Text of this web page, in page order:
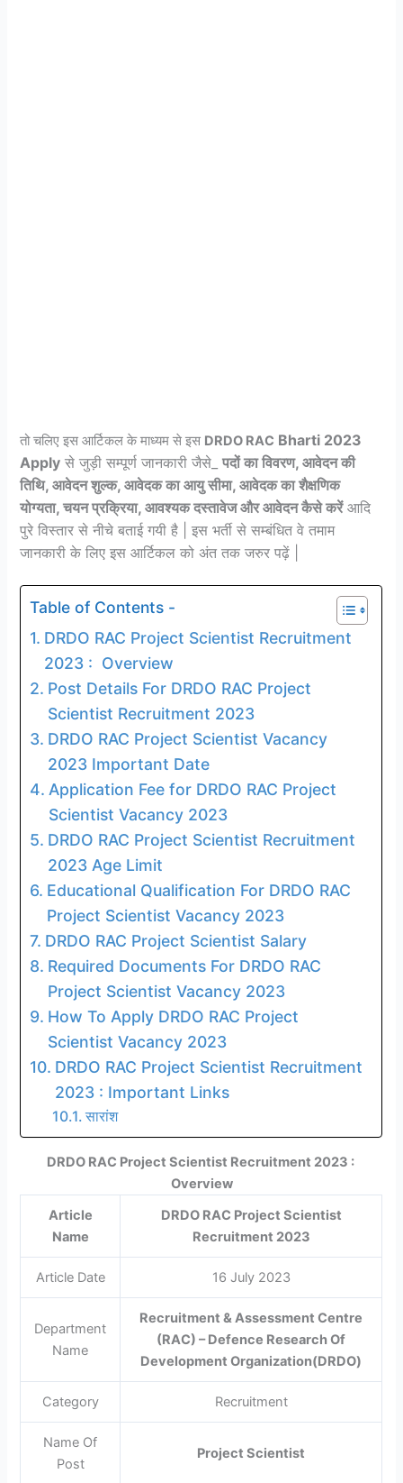
तो चलिए इस आर्टिकल के माध्यम से इस DRDO RAC Bharti 2023
Apply से जुड़ी सम्पूर्ण जानकारी जैसे_पदों का विवरण, आवेदन की
तिथि, आवेदन शुल्क, आवेदक का आयु सीमा, आवेदक का शैक्षणिक
योग्यता, चयन प्रक्रिया, आवश्यक दस्तावेज और आवेदन कैसे करेंआदि
पुरे विस्तार से नीचे बताई गयी है | इस भर्ती से सम्बंधित वे तमाम
जानकारी के लिए इस आर्टिकल को अंत तक जरुर पढ़ें |
Table of Contents -
DRDO RAC Project Scientist Recruitment
2023 : Overview
Post Details For DRDO RAC Project
Scientist Recruitment 2023
DRDO RAC Project Scientist Vacancy
2023 Important Date
Application Fee for DRDO RAC Project
Scientist Vacancy 2023
DRDO RAC Project Scientist Recruitment
2023 Age Limit
Educational Qualification For DRDO RAC
Project Scientist Vacancy 2023
DRDO RAC Project Scientist Salary
Required Documents For DRDO RAC
Project Scientist Vacancy 2023
How To Apply DRDO RAC Project
Scientist Vacancy 2023
DRDO RAC Project Scientist Recruitment
2023 : Important Links
सारांश
DRDO RAC Project Scientist Recruitment 2023 :
Overview
Article
Name
DRDO RAC Project Scientist
Recruitment 2023
Article Date 16 July 2023
Department
Name
Recruitment &Assessment Centre
(RAC) – Defence Research Of
Development Organization(DRDO)
Category Recruitment
Name Of
Post
Project Scientist